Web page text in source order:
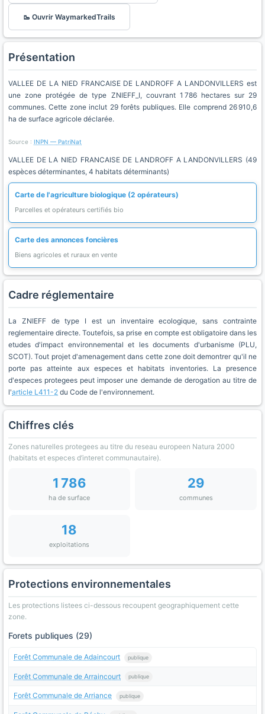
🥾 Ouvrir WaymarkedTrails
Présentation
VALLEE DE LA NIED FRANCAISE DE LANDROFF A LANDONVILLERS est
une zone protégée de type ZNIEFF_I, couvrant 1 786 hectares sur 29
communes. Cette zone inclut 29 forêts publiques. Elle comprend 26 910,6
ha de surface agricole déclarée.
Source : INPN — PatriNat
VALLEE DE LA NIED FRANCAISE DE LANDROFF A LANDONVILLERS (49
espèces déterminantes, 4 habitats déterminants)
Carte de l'agriculture biologique (2 opérateurs)
Parcelles et opérateurs certifiés bio
Carte des annonces foncières
Biens agricoles et ruraux en vente
Cadre réglementaire
La ZNIEFF de type I est un inventaire ecologique, sans contrainte
reglementaire directe. Toutefois, sa prise en compte est obligatoire dans les
etudes d'impact environnemental et les documents d'urbanisme (PLU,
SCOT). Tout projet d'amenagement dans cette zone doit demontrer qu'il ne
porte pas atteinte aux especes et habitats inventories. La presence
d'especes protegees peut imposer une demande de derogation au titre de
l'article L411-2 du Code de l'environnement.
Chiffres clés
Zones naturelles protegees au titre du reseau europeen Natura 2000
(habitats et especes d’interet communautaire).
1 786
ha de surface
29
communes
18
exploitations
Protections environnementales
Les protections listees ci-dessous recoupent geographiquement cette
zone.
Forets publiques (29)
Forêt Communale de Adaincourt publique
Forêt Communale de Arraincourt publique
Forêt Communale de Arriance publique